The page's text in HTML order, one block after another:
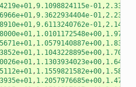
,9.1098824115e-01,
,9.3622934404e-01,
,9.6113240762e-01,
, 1.0101172548e+00,
, 1.0579140887e+00,
, 1.1043228895e+00,
, 1.1303934023e+00,
, 1.1559821582e+00,
, 1.2057976685e+00,